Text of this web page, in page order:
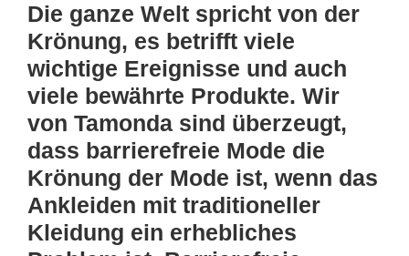
Die ganze Welt spricht von der
Krönung, es betrifft viele
wichtige Ereignisse und auch
viele bewährte Produkte. Wir
von Tamonda sind überzeugt,
dass barrierefreie Mode die
Krönung der Mode ist, wenn das
Ankleiden mit traditioneller
Kleidung ein erhebliches